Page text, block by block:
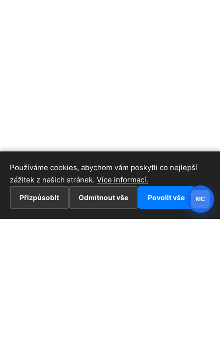
Používáme cookies, abychom vám poskytli co nejlepší
zážitek z našich stránek. Více informací.
Přizpůsobit Odmítnout vše Povolit vše MC